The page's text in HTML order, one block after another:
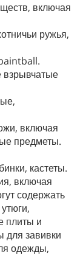
включая
ружья,
включая
предметы.
кастеты.
включая
содержать
плиты и
для завивки
одежды,